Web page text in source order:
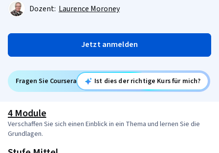
Dozent: Laurence Moroney
Jetzt anmelden
Fragen Sie Coursera Ist dies der richtige Kurs für mich?
4 Module
Verschaffen Sie sich einen Einblick in ein Thema und lernen Sie die
Grundlagen.